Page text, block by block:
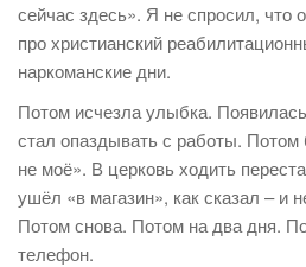
сейчас здесь». Я не спросил, что
про христианский
наркоманские дни.
Потом исчезла улыбка.
стал опаздывать с работы. Потом
не моё». В церковь ходить
ушёл «в магазин», как сказал – и
Потом снова. Потом на два дня.
телефон.